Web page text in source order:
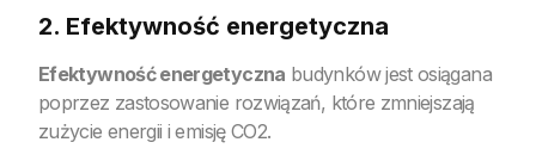
2. Efektywność energetyczna
Efektywność energetyczna budynków jest osiągana
poprzez zastosowanie rozwiązań, które zmniejszają
zużycie energii i emisję CO2.